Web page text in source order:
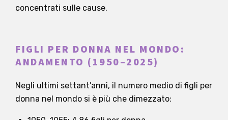
concentrati sulle cause.
FIGLI PER DONNA NEL MONDO:
ANDAMENTO (1950–2025)
Negli ultimi settant’anni, il numero medio di figli per
donna nel mondo si è più che dimezzato: